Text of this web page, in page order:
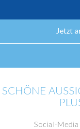
Jetzt
SCHÖNE
Social-